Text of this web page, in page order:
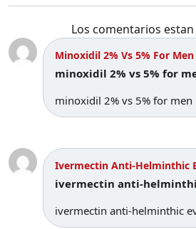
Los comentarios
Minoxidil 2% Vs 5% For Men
minoxidil 2% vs 5% for
minoxidil 2% vs 5% for men
Ivermectin Anti‑helminthic
ivermectin
ivermectin anti‑helminthic